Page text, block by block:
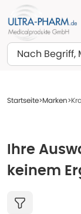
Suchen
Startseite Marken
Ihre
keinem